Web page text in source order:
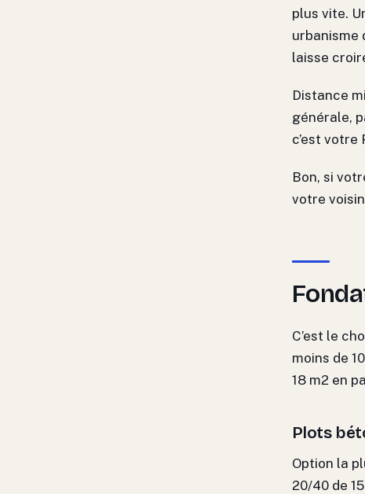
plus vite.
urbanisme
laisse
Distance
générale,
c’est votre
Bon, si
votre
C’est le
moins de
18 m2 en
Plots
Option la
20/40 de